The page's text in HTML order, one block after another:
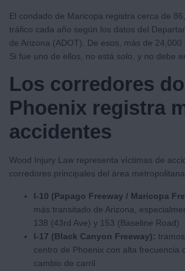
El condado de Maricopa registra cerca de
tráfico cada año según los datos del
de Arizona (ADOT). De esos, más de 24,000
Si fue uno de ellos, no está solo, y no debe
Los corredores
Phoenix registra
accidentes
Wood Injury Law representa víctimas de
corredores principales del área
I-10 (Papago Freeway / Maricopa
más transitado de Arizona,
138 (43rd Ave) y 153 (Baseline Road)
I-17 (Black Canyon Freeway):
centro de Phoenix con alta frecuencia
cambio de carril